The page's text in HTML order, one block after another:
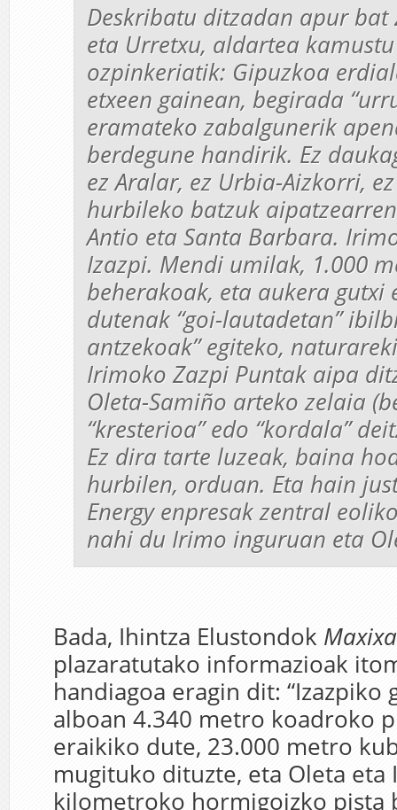
Deskribatu ditzadan apur bat
eta Urretxu, aldartea
ozpinkeriatik: Gipuzkoa
etxeen gainean, begirada
eramateko zabalgunerik
berdegune handirik. Ez
ez Aralar, ez Urbia-Aizkorri,
hurbileko batzuk
Antio eta Santa Barbara.
Izazpi. Mendi umilak, 1.000
beherakoak, eta aukera gutxi
dutenak “goi-lautadetan”
antzekoak” egiteko,
Irimoko Zazpi Puntak aipa
Oleta-Samiño arteko zelaia
“kresterioa” edo “kordala”
Ez dira tarte luzeak, baina
hurbilen, orduan. Eta hain
Energy enpresak zentral
nahi du Irimo inguruan eta
Bada, Ihintza Elustondok
plazaratutako informazioak
handiagoa eragin dit: “Izazpiko
alboan 4.340 metro koadroko
eraikiko dute, 23.000 metro
mugituko dituzte, eta Oleta eta
kilometroko hormigoizko pista